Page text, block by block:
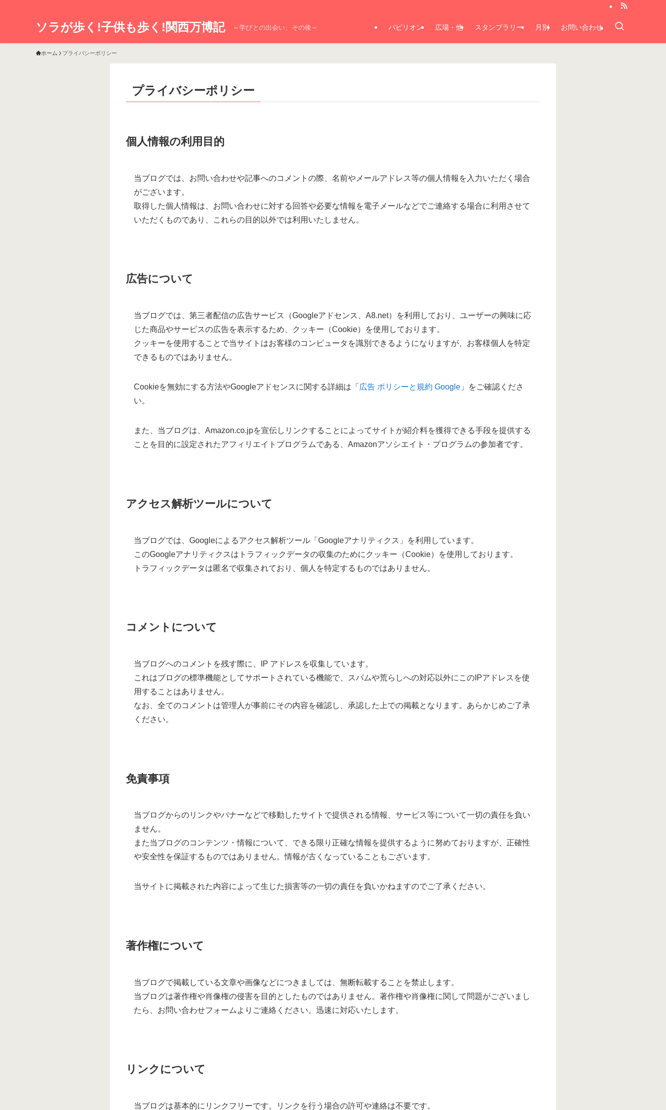
ソラが歩く!子供も歩く!関西万博記 ～学びとの出会い、その後～ パビリオン 広場・他 スタンプラリー 月別 お問い合わせ
ホーム プライバシーポリシー
プライバシーポリシー
個人情報の利用目的
当ブログでは、お問い合わせや記事へのコメントの際、名前やメールアドレス等の個人情報を入力いただく場合
がございます。
取得した個人情報は、お問い合わせに対する回答や必要な情報を電子メールなどでご連絡する場合に利用させて
いただくものであり、これらの目的以外では利用いたしません。
広告について
当ブログでは、第三者配信の広告サービス（Googleアドセンス、A8.net）を利用しており、ユーザーの興味に応
じた商品やサービスの広告を表示するため、クッキー（Cookie）を使用しております。
クッキーを使用することで当サイトはお客様のコンピュータを識別できるようになりますが、お客様個人を特定
できるものではありません。
Cookieを無効にする方法やGoogleアドセンスに関する詳細は「 広告 ポリシーと規約 Google 」をご確認くださ
い。
また、当ブログは、Amazon.co.jpを宣伝しリンクすることによってサイトが紹介料を獲得できる手段を提供する
ことを目的に設定されたアフィリエイトプログラムである、Amazonアソシエイト・プログラムの参加者です。
アクセス解析ツールについて
当ブログでは、Googleによるアクセス解析ツール「Googleアナリティクス」を利用しています。
このGoogleアナリティクスはトラフィックデータの収集のためにクッキー（Cookie）を使用しております。
トラフィックデータは匿名で収集されており、個人を特定するものではありません。
コメントについて
当ブログへのコメントを残す際に、IP アドレスを収集しています。
これはブログの標準機能としてサポートされている機能で、スパムや荒らしへの対応以外にこのIPアドレスを使
用することはありません。
なお、全てのコメントは管理人が事前にその内容を確認し、承認した上での掲載となります。あらかじめご了承
ください。
免責事項
当ブログからのリンクやバナーなどで移動したサイトで提供される情報、サービス等について一切の責任を負い
ません。
また当ブログのコンテンツ・情報について、できる限り正確な情報を提供するように努めておりますが、正確性
や安全性を保証するものではありません。情報が古くなっていることもございます。
当サイトに掲載された内容によって生じた損害等の一切の責任を負いかねますのでご了承ください。
著作権について
当ブログで掲載している文章や画像などにつきましては、無断転載することを禁止します。
当ブログは著作権や肖像権の侵害を目的としたものではありません。著作権や肖像権に関して問題がございまし
たら、お問い合わせフォームよりご連絡ください。迅速に対応いたします。
リンクについて
当ブログは基本的にリンクフリーです。リンクを行う場合の許可や連絡は不要です。